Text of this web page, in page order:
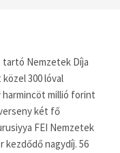
Nemzetek Díja
300 lóval
millió forint
két fő
FEI Nemzetek
kezdődő nagydíj. 56